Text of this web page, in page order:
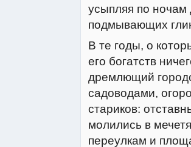
усыпляя по
подмывающих
В те годы, о
его богатств
дремлющий
садоводами,
стариков:
молились в
переулкам и